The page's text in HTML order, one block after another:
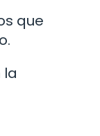
que